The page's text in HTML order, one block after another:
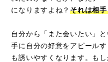
になりますよね？それは相
自分から「また会いたい」
手に自分の好意をアピール
も誘いやすくなります。も